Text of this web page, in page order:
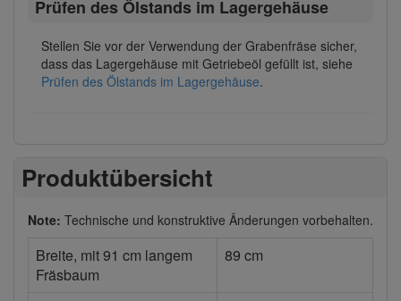
Prüfen des Ölstands im Lagergehäuse
Stellen Sie vor der Verwendung der Grabenfräse sicher,
dass das Lagergehäuse mit Getriebeöl gefüllt ist, siehe
Prüfen des Ölstands im Lagergehäuse.
Produktübersicht
Note: Technische und konstruktive Änderungen vorbehalten.
Breite, mit 91 cm langem
Fräsbaum
89 cm